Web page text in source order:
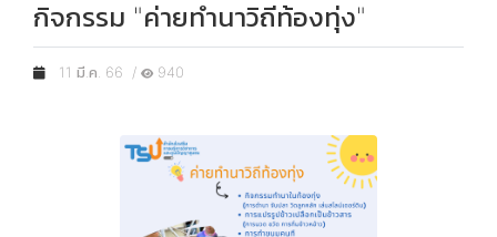
กิจกรรม "ค่ายทำนาวิถีท้องทุ่ง"
11 มี.ค. 66 / 940